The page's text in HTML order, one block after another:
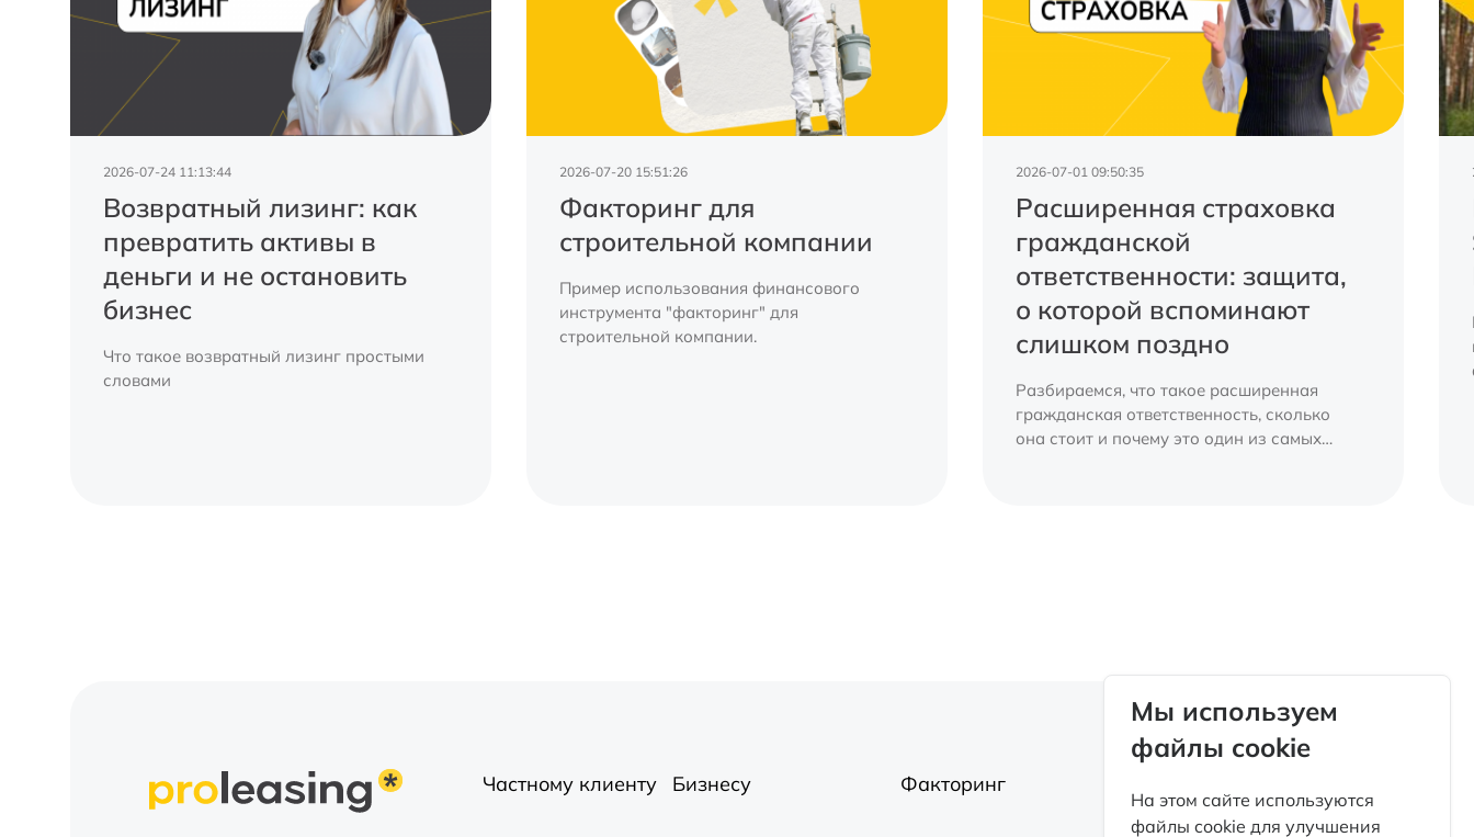
2026-07-24 11:13:44
Возвратный лизинг: как
превратить активы в
деньги и не остановить
бизнес
Что такое возвратный лизинг простыми
словами
2026-07-20 15:51:26
Факторинг для
строительной компании
Пример использования финансового
инструмента "факторинг" для
строительной компании.
2026-07-01 09:50:35
Расширенная страховка
гражданской
ответственности: защита,
о которой вспоминают
слишком поздно
Разбираемся, что такое расширенная
гражданская ответственность, сколько
она стоит и почему это один из самых
Частному клиенту Бизнесу Факторинг
Мы используем
файлы cookie
На этом сайте используются
файлы cookie для улучшения